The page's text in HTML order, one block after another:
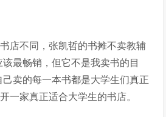
店不同，张凯哲的书摊不卖教辅
最畅销，但它不是我卖书的目
己卖的每一本书都是大学生们真正
一家真正适合大学生的书店。